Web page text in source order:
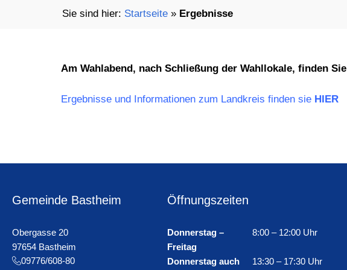
Startseite» Ergebnisse
Am Wahlabend, nach Schließung der Wahllokale, finden Sie
Ergebnisse und Informationen zum Landkreis finden sie HIER
Gemeinde Bastheim
Obergasse 20
97654 Bastheim
09776/608-80
Öffnungszeiten
Donnerstag –
Freitag
8:00 – 12:00 Uhr
Donnerstag auch 13:30 – 17:30 Uhr